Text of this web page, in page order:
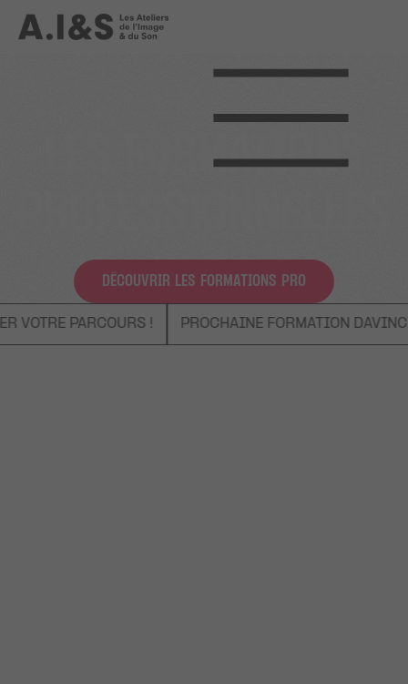
LES FORMATIONS
DÉCOUVRIR LES FORMATIONS PRO
PARCOURS ! PROCHAINE FORMATION DAVINCI –